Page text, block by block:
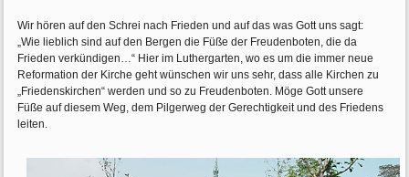
Wir hören auf den Schrei nach Frieden und auf das was Gott uns sagt:
„Wie lieblich sind auf den Bergen die Füße der Freudenboten, die da
Frieden verkündigen…“ Hier im Luthergarten, wo es um die immer neue
Reformation der Kirche geht wünschen wir uns sehr, dass alle Kirchen zu
„Friedenskirchen“ werden und so zu Freudenboten. Möge Gott unsere
Füße auf diesem Weg, dem Pilgerweg der Gerechtigkeit und des Friedens
leiten.